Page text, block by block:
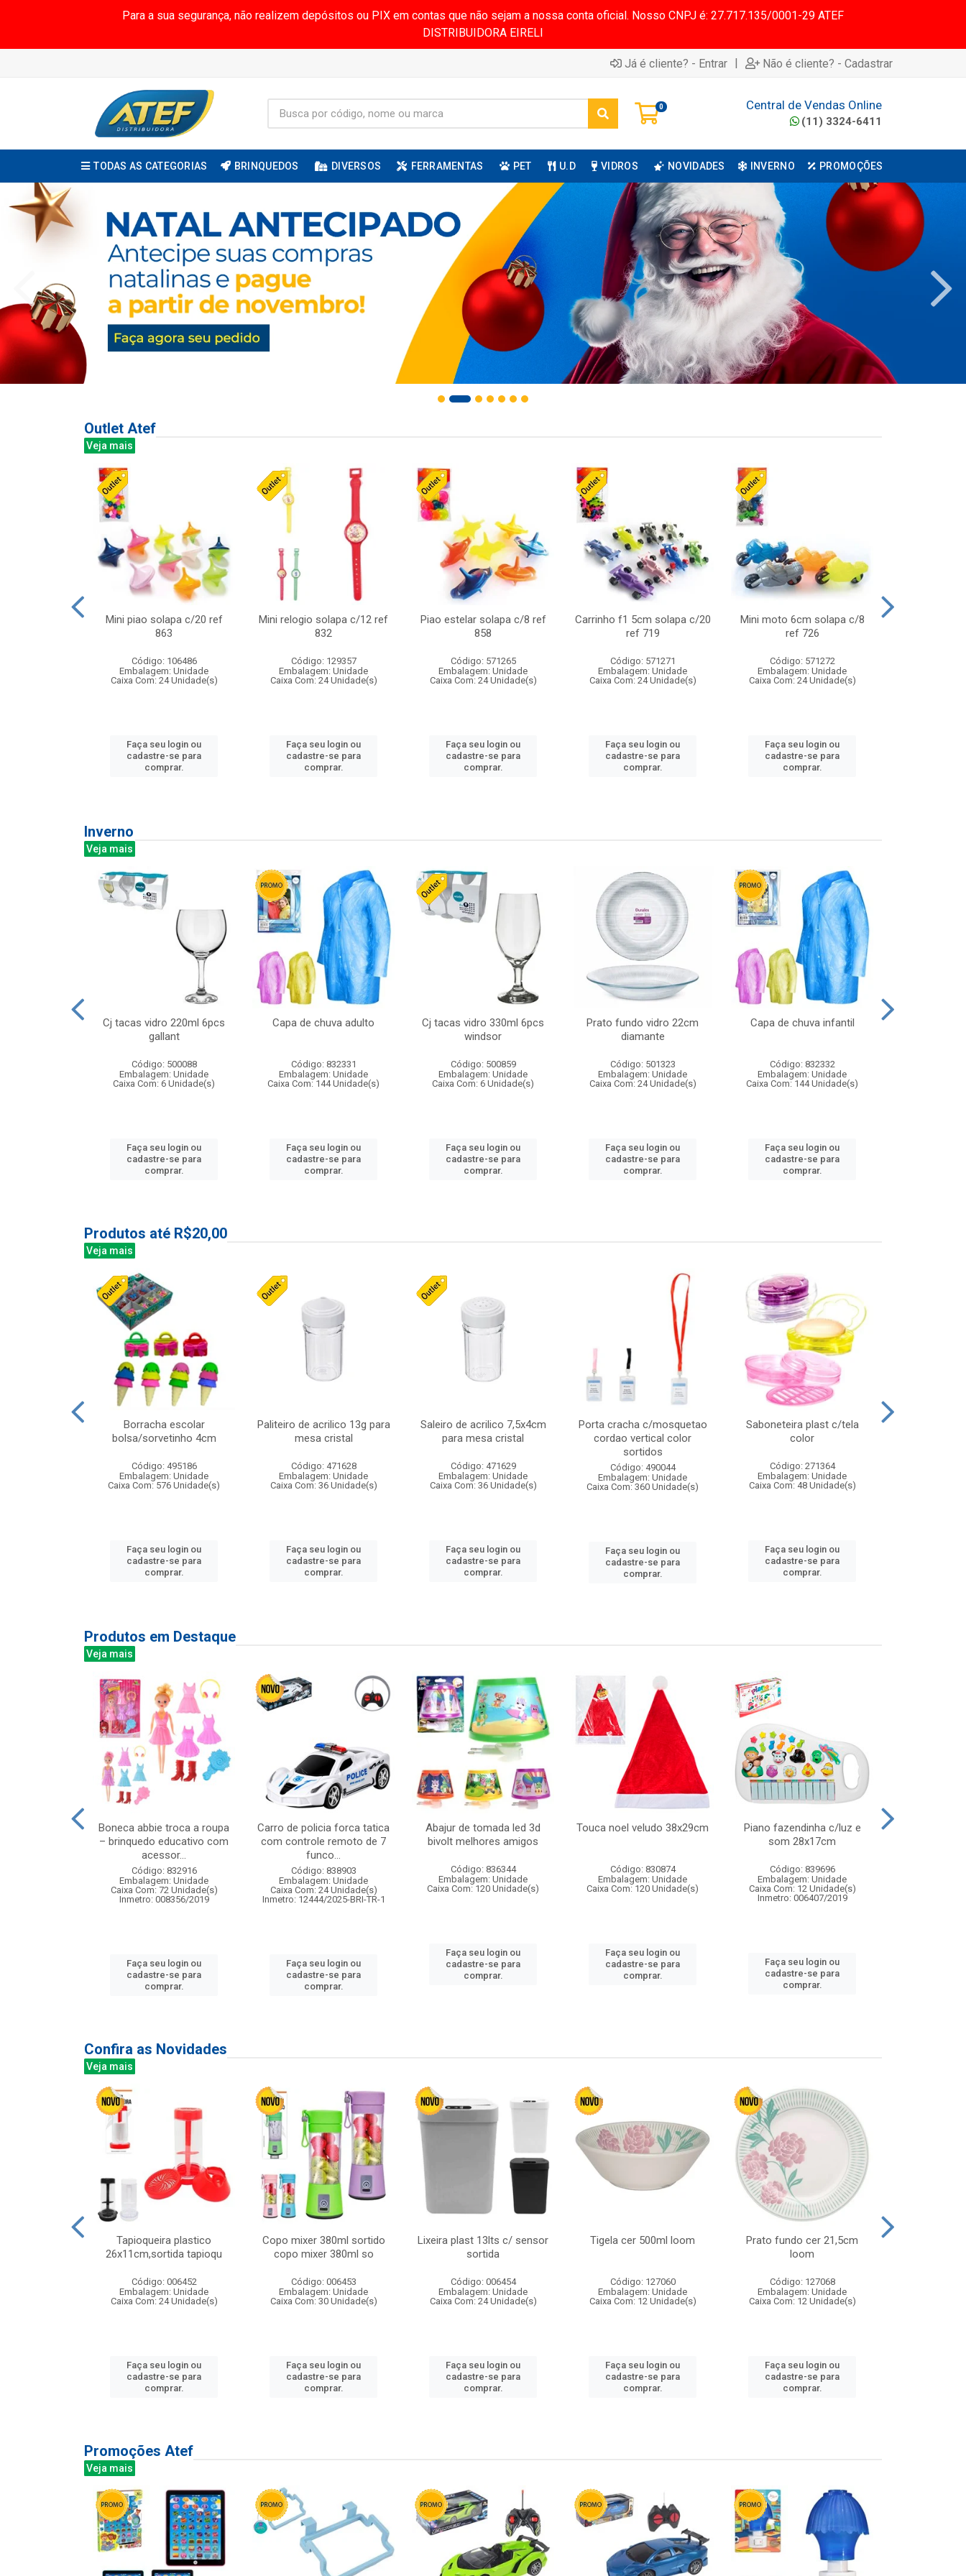
Para a sua segurança, não realizem depósitos ou PIX em contas que não sejam a nossa conta oficial. Nosso CNPJ é: 27.717.135/0001-29 ATEF
DISTRIBUIDORA EIRELI
Já é cliente? - Entrar | Não é cliente? - Cadastrar
0 Central de Vendas Online
(11) 3324-6411
TODAS AS CATEGORIAS BRINQUEDOS DIVERSOS FERRAMENTAS PET U.D VIDROS NOVIDADES INVERNO PROMOÇÕES
Outlet Atef
Veja mais
Mini piao solapa c/20 ref
863
Código: 106486
Embalagem: Unidade
Caixa Com: 24 Unidade(s)
Faça seu login ou
cadastre-se para
comprar.
Mini relogio solapa c/12 ref
832
Código: 129357
Embalagem: Unidade
Caixa Com: 24 Unidade(s)
Faça seu login ou
cadastre-se para
comprar.
Piao estelar solapa c/8 ref
858
Código: 571265
Embalagem: Unidade
Caixa Com: 24 Unidade(s)
Faça seu login ou
cadastre-se para
comprar.
Carrinho f1 5cm solapa c/20
ref 719
Código: 571271
Embalagem: Unidade
Caixa Com: 24 Unidade(s)
Faça seu login ou
cadastre-se para
comprar.
Mini moto 6cm solapa c/8
ref 726
Código: 571272
Embalagem: Unidade
Caixa Com: 24 Unidade(s)
Faça seu login ou
cadastre-se para
comprar.
Inverno
Veja mais
Cj tacas vidro 220ml 6pcs
gallant
Código: 500088
Embalagem: Unidade
Caixa Com: 6 Unidade(s)
Faça seu login ou
cadastre-se para
comprar.
Capa de chuva adulto
Código: 832331
Embalagem: Unidade
Caixa Com: 144 Unidade(s)
Faça seu login ou
cadastre-se para
comprar.
Cj tacas vidro 330ml 6pcs
windsor
Código: 500859
Embalagem: Unidade
Caixa Com: 6 Unidade(s)
Faça seu login ou
cadastre-se para
comprar.
Prato fundo vidro 22cm
diamante
Código: 501323
Embalagem: Unidade
Caixa Com: 24 Unidade(s)
Faça seu login ou
cadastre-se para
comprar.
Capa de chuva infantil
Código: 832332
Embalagem: Unidade
Caixa Com: 144 Unidade(s)
Faça seu login ou
cadastre-se para
comprar.
Produtos até R$20,00
Veja mais
Borracha escolar
bolsa/sorvetinho 4cm
Código: 495186
Embalagem: Unidade
Caixa Com: 576 Unidade(s)
Faça seu login ou
cadastre-se para
comprar.
Paliteiro de acrilico 13g para
mesa cristal
Código: 471628
Embalagem: Unidade
Caixa Com: 36 Unidade(s)
Faça seu login ou
cadastre-se para
comprar.
Saleiro de acrilico 7,5x4cm
para mesa cristal
Código: 471629
Embalagem: Unidade
Caixa Com: 36 Unidade(s)
Faça seu login ou
cadastre-se para
comprar.
Porta cracha c/mosquetao
cordao vertical color
sortidos
Código: 490044
Embalagem: Unidade
Caixa Com: 360 Unidade(s)
Faça seu login ou
cadastre-se para
comprar.
Saboneteira plast c/tela
color
Código: 271364
Embalagem: Unidade
Caixa Com: 48 Unidade(s)
Faça seu login ou
cadastre-se para
comprar.
Produtos em Destaque
Veja mais
Boneca abbie troca a roupa
– brinquedo educativo com
acessor...
Código: 832916
Embalagem: Unidade
Caixa Com: 72 Unidade(s)
Inmetro: 008356/2019
Faça seu login ou
cadastre-se para
comprar.
Carro de policia forca tatica
com controle remoto de 7
funco...
Código: 838903
Embalagem: Unidade
Caixa Com: 24 Unidade(s)
Inmetro: 12444/2025-BRI-TR-1
Faça seu login ou
cadastre-se para
comprar.
Abajur de tomada led 3d
bivolt melhores amigos
Código: 836344
Embalagem: Unidade
Caixa Com: 120 Unidade(s)
Faça seu login ou
cadastre-se para
comprar.
Touca noel veludo 38x29cm
Código: 830874
Embalagem: Unidade
Caixa Com: 120 Unidade(s)
Faça seu login ou
cadastre-se para
comprar.
Piano fazendinha c/luz e
som 28x17cm
Código: 839696
Embalagem: Unidade
Caixa Com: 12 Unidade(s)
Inmetro: 006407/2019
Faça seu login ou
cadastre-se para
comprar.
Confira as Novidades
Veja mais
Tapioqueira plastico
26x11cm,sortida tapioqu
Código: 006452
Embalagem: Unidade
Caixa Com: 24 Unidade(s)
Faça seu login ou
cadastre-se para
comprar.
Copo mixer 380ml sortido
copo mixer 380ml so
Código: 006453
Embalagem: Unidade
Caixa Com: 30 Unidade(s)
Faça seu login ou
cadastre-se para
comprar.
Lixeira plast 13lts c/ sensor
sortida
Código: 006454
Embalagem: Unidade
Caixa Com: 24 Unidade(s)
Faça seu login ou
cadastre-se para
comprar.
Tigela cer 500ml loom
Código: 127060
Embalagem: Unidade
Caixa Com: 12 Unidade(s)
Faça seu login ou
cadastre-se para
comprar.
Prato fundo cer 21,5cm
loom
Código: 127068
Embalagem: Unidade
Caixa Com: 12 Unidade(s)
Faça seu login ou
cadastre-se para
comprar.
Promoções Atef
Veja mais